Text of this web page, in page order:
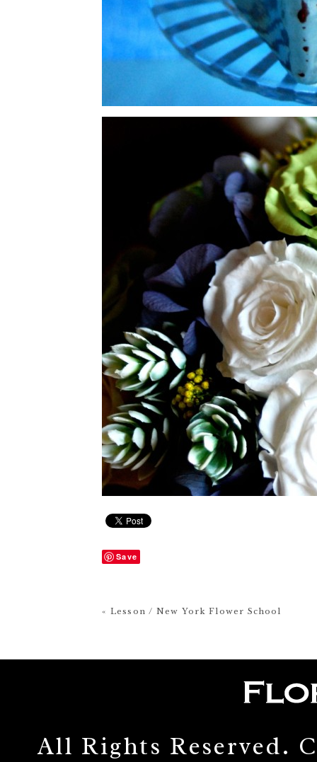
Save
« Lesson / New York Flower School
All Rights Reserved.